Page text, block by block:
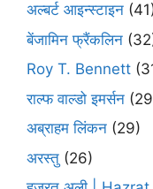
अल्बर्ट आइन्स्टाइन
बेंजामिन फ्रैंकलिन
Roy T. Bennett
राल्फ वाल्डो इमर्सन
अब्राहम लिंकन (29)
अरस्तु (26)